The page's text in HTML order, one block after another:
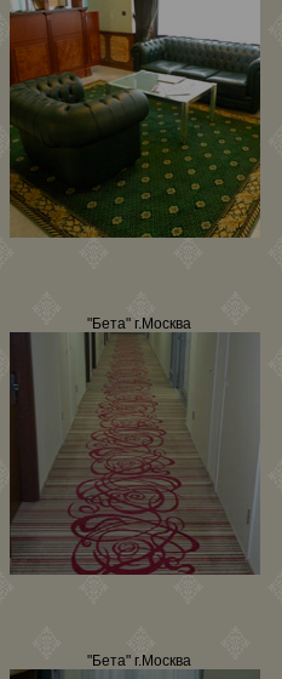
"Бета" г.Москва
"Бета" г.Москва